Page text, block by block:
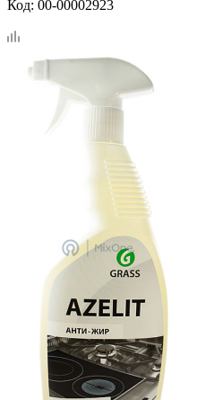
Код: 00-00002923